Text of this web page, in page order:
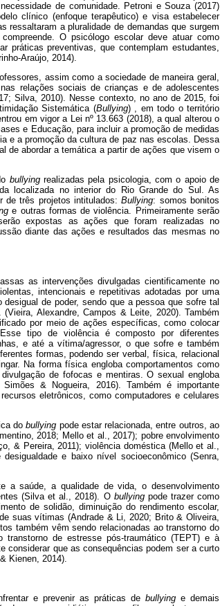
de comunidade. Petroni e Souza (2017)
clínico (enfoque terapêutico) e visa estabelecer
ressaltaram a pluralidade de demandas que surgem
O psicólogo escolar deve atuar como
práticas preventivas, que contemplam estudantes,
Araújo, 2014).
assim como a sociedade de maneira geral,
relações sociais de crianças e de adolescentes
Silva, 2010). Nesse contexto, no ano de 2015, foi
Sistemática (Bullying) , em todo o território
em vigor a Lei nº 13.663 (2018), a qual alterou o
e Educação, para incluir a promoção de medidas
e a promoção da cultura de paz nas escolas. Dessa
de abordar a temática a partir de ações que visem o
bullyingrealizadas pela psicologia, com o apoio de
localizada no interior do Rio Grande do Sul. As
de três projetos intitulados:Bullying: somos bonitos
e outras formas de violência. Primeiramente serão
expostas as ações que foram realizadas no
diante das ações e resultados das mesmas no
as intervenções divulgadas cientificamente no
intencionais e repetitivas adotadas por uma
de poder, sendo que a pessoa que sofre tal
Alexandre, Campos & Leite, 2020). Também
por meio de ações específicas, como colocar
tipo de violência é composto por diferentes
e até a vítima/agressor, o que sofre e também
formas, podendo ser verbal, física, relacional
Na forma física engloba comportamentos como
de fofocas e mentiras. O sexual engloba
& Nogueira, 2016). Também é importante
eletrônicos, como computadores e celulares
dobullying pode estar relacionada, entre outros, ao
2018; Mello et al., 2017); pobre envolvimento
& Pereira, 2011); violência doméstica (Mello et al.,
e baixo nível socioeconômico (Senra,
a saúde, a qualidade de vida, o desenvolvimento
(Silva et al., 2018). O bullyingpode trazer como
de solidão, diminuição do rendimento escolar,
suas vítimas (Andrade & Li, 2020; Brito & Oliveira,
também vêm sendo relacionadas ao transtorno do
de estresse pós-traumático (TEPT) e à
considerar que as consequências podem ser a curto
Kienen, 2014).
e prevenir as práticas debullying e demais